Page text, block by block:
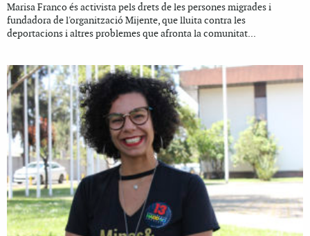
Marisa Franco és activista pels drets de les persones migrades i
fundadora de l'organització Mijente, que lluita contra les
deportacions i altres problemes que afronta la comunitat...